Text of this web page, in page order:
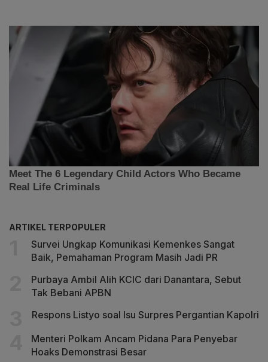
ARTIKEL TERPOPULER
Survei Ungkap Komunikasi Kemenkes Sangat
Baik, Pemahaman Program Masih Jadi PR
Purbaya Ambil Alih KCIC dari Danantara, Sebut
Tak Bebani APBN
Respons Listyo soal Isu Surpres Pergantian Kapolri
Menteri Polkam Ancam Pidana Para Penyebar
Hoaks Demonstrasi Besar